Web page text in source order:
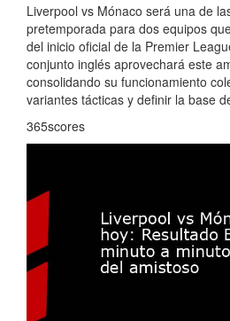
Liverpool vs Mónaco será una de
pretemporada para dos equipos
del inicio oficial de la Premier
conjunto inglés aprovechará este
consolidando su funcionamiento
variantes tácticas y definir la base
365scores